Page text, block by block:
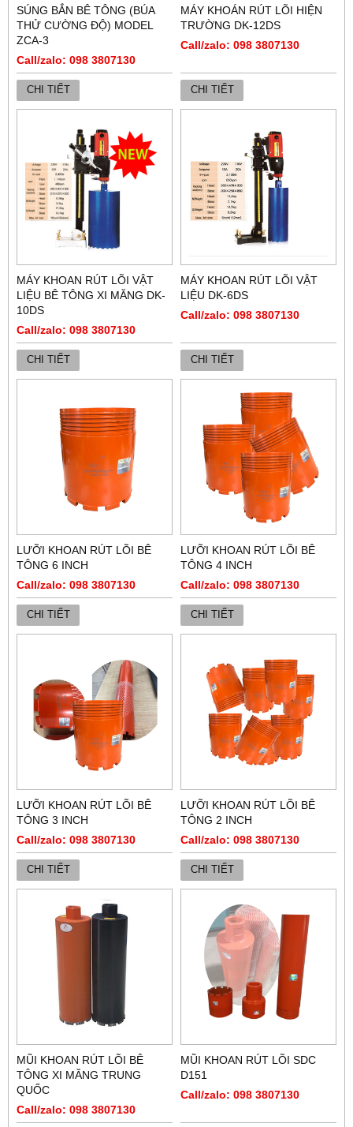
SÚNG BẮN BÊ TÔNG (BÚA
THỬ CƯỜNG ĐỘ) MODEL
ZCA-3
Call/zalo: 098 3807130
CHI TIẾT
MÁY KHOÁN RÚT LÕI HIỆN
TRƯỜNG DK-12DS
Call/zalo: 098 3807130
CHI TIẾT
MÁY KHOAN RÚT LÕI VẬT
LIỆU BÊ TÔNG XI MĂNG DK-
10DS
Call/zalo: 098 3807130
CHI TIẾT
MÁY KHOAN RÚT LÕI VẬT
LIỆU DK-6DS
Call/zalo: 098 3807130
CHI TIẾT
LƯỠI KHOAN RÚT LÕI BÊ
TÔNG 6 INCH
Call/zalo: 098 3807130
CHI TIẾT
LƯỠI KHOAN RÚT LÕI BÊ
TÔNG 4 INCH
Call/zalo: 098 3807130
CHI TIẾT
LƯỠI KHOAN RÚT LÕI BÊ
TÔNG 3 INCH
Call/zalo: 098 3807130
CHI TIẾT
LƯỠI KHOAN RÚT LÕI BÊ
TÔNG 2 INCH
Call/zalo: 098 3807130
CHI TIẾT
MŨI KHOAN RÚT LÕI BÊ
TÔNG XI MĂNG TRUNG
QUỐC
Call/zalo: 098 3807130
MŨI KHOAN RÚT LÕI SDC
D151
Call/zalo: 098 3807130